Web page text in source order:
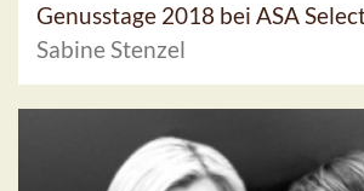
Genusstage 2018 bei ASA
Sabine Stenzel